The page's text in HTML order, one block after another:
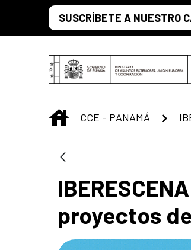
Saltar al contenido principal
SUSCRÍBETE A NUESTRO
INICIO
CCE - PANAMÁ
proyectos